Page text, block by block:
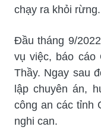
chạy ra khỏi rừng.
Đầu tháng 9/
vụ việc, báo cáo
Thầy. Ngay sau
lập chuyên án,
công an các tỉnh
nghi can.